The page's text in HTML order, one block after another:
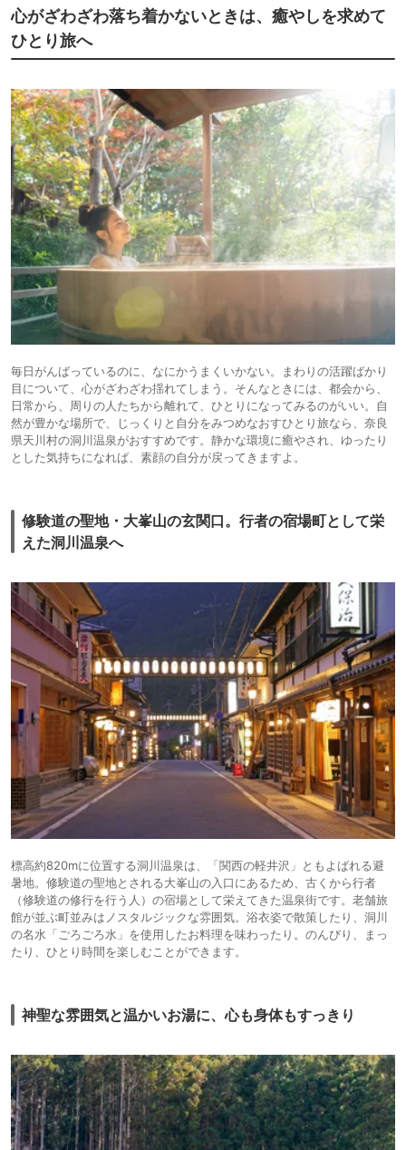
心がざわざわ落ち着かないときは、癒やしを求めて
ひとり旅へ
毎日がんばっているのに、なにかうまくいかない。まわりの活躍ばかり
目について、心がざわざわ揺れてしまう。そんなときには、都会から、
日常から、周りの人たちから離れて、ひとりになってみるのがいい。自
然が豊かな場所で、じっくりと自分をみつめなおすひとり旅なら、奈良
県天川村の洞川温泉がおすすめです。静かな環境に癒やされ、ゆったり
とした気持ちになれば、素顔の自分が戻ってきますよ。
修験道の聖地・大峯山の玄関口。行者の宿場町として栄
えた洞川温泉へ
標高約820mに位置する洞川温泉は、「関西の軽井沢」ともよばれる避
暑地。修験道の聖地とされる大峯山の入口にあるため、古くから行者
（修験道の修行を行う人）の宿場として栄えてきた温泉街です。老舗旅
館が並ぶ町並みはノスタルジックな雰囲気。浴衣姿で散策したり、洞川
の名水「ごろごろ水」を使用したお料理を味わったり。のんびり、まっ
たり、ひとり時間を楽しむことができます。
神聖な雰囲気と温かいお湯に、心も身体もすっきり